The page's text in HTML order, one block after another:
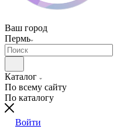
Ваш город
Пермь
Каталог
По всему сайту
По каталогу
Войти